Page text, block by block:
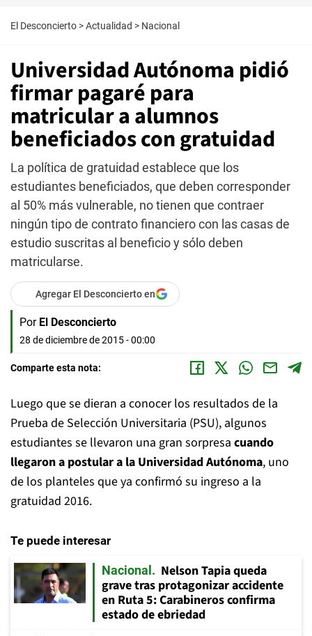
El Desconcierto >Actualidad > Nacional
Universidad Autónoma pidió
firmar pagaré para
matricular a alumnos
beneficiados con gratuidad
La política de gratuidad establece que los
estudiantes beneficiados, que deben corresponder
al 50% más vulnerable, no tienen que contraer
ningún tipo de contrato financiero con las casas de
estudio suscritas al beneficio y sólo deben
matricularse.
Agregar El Desconcierto en
Por El Desconcierto
28 de diciembre de 2015 - 00:00
Comparte esta nota:
Luego que se dieran a conocer los resultados de la
Prueba de Selección Universitaria (PSU), algunos
estudiantes se llevaron una gran sorpresa cuando
llegaron a postular a la Universidad Autónoma, uno
de los planteles que ya confirmó su ingreso a la
gratuidad 2016.
Te puede interesar
Nacional
Nelson Tapia queda
grave tras protagonizar accidente
en Ruta 5: Carabineros confirma
estado de ebriedad